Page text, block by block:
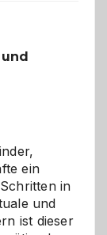
ein
in
und
ist dieser